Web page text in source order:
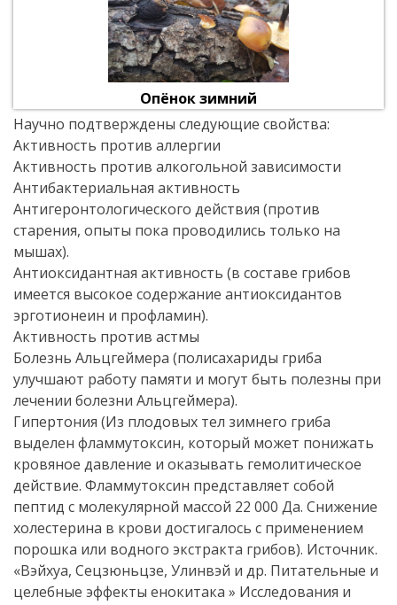
Опёнок зимний
Научно подтверждены следующие свойства:
Активность против аллергии
Активность против алкогольной зависимости
Антибактериальная активность
Антигеронтологического действия (против
старения, опыты пока проводились только на
мышах).
Антиоксидантная активность (в составе грибов
имеется высокое содержание антиоксидантов
эрготионеин и профламин).
Активность против астмы
Болезнь Альцгеймера (полисахариды гриба
улучшают работу памяти и могут быть полезны при
лечении болезни Альцгеймера).
Гипертония (Из плодовых тел зимнего гриба
выделен фламмутоксин, который может понижать
кровяное давление и оказывать гемолитическое
действие. Фламмутоксин представляет собой
пептид с молекулярной массой 22 000 Да. Снижение
холестерина в крови достигалось с применением
порошка или водного экстракта грибов). Источник.
«Вэйхуа, Сецзюньцзе, Улинвэй и др. Питательные и
целебные эффекты енокитака » Исследования и